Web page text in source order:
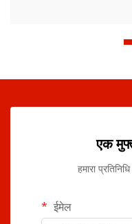
एक
हमारा
ईमेल